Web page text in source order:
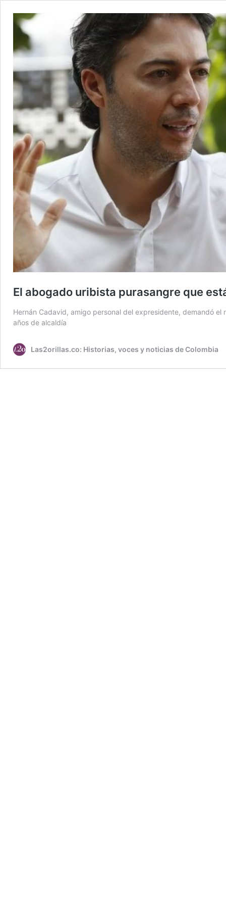
El abogado uribista purasangre que
Hernán Cadavid, amigo personal del expresidente, demandó
años de alcaldía
Las2orillas.co: Historias, voces y noticias de Colombia